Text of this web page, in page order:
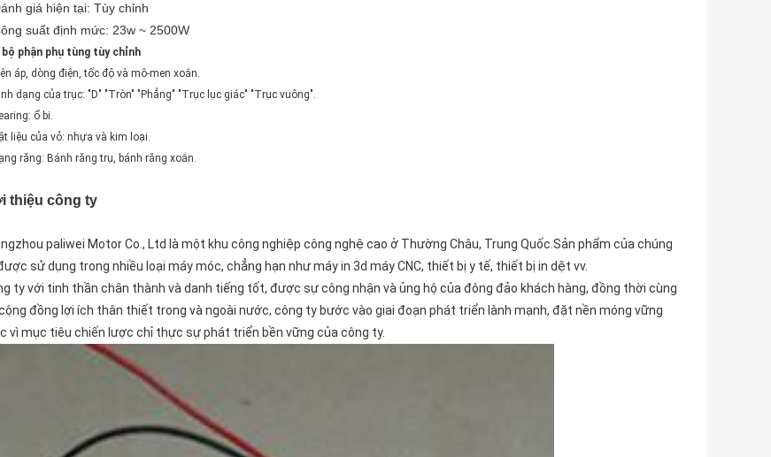
giá hiện tại: Tùy chỉnh
suất định mức: 23w ~ 2500W
bộ phận phụ tùng tùy chỉnh
áp, dòng điện, tốc độ và mô-men xoắn.
dạng của trục: "D" "Tròn" "Phẳng" "Trục lục giác" "Trục vuông".
ổ bi.
liệu của vỏ: nhựa và kim loại.
răng: Bánh răng trụ, bánh răng xoắn.
thiệu công ty
paliwei Motor Co., Ltd là một khu công nghiệp công nghệ cao ở Thường Châu, Trung Quốc.Sản phẩm của chúng
sử dụng trong nhiều loại máy móc, chẳng hạn như máy in 3d máy CNC, thiết bị y tế, thiết bị in dệt vv.
ty với tinh thần chân thành và danh tiếng tốt, được sự công nhận và ủng hộ của đông đảo khách hàng, đồng thời cùng
đồng lợi ích thân thiết trong và ngoài nước, công ty bước vào giai đoạn phát triển lành mạnh, đặt nền móng vững
vì mục tiêu chiến lược chỉ thực sự phát triển bền vững của công ty.